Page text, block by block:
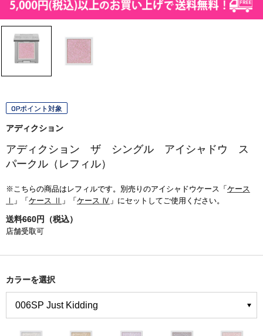
OPポイント対象
アディクション
アディクション ザ シングル アイシャドウ ス
パークル（レフィル）
※こちらの商品はレフィルです。別売りのアイシャドウケース「 ケース
Ⅰ
」「 ケース Ⅱ 」「 ケース Ⅳ 」にセットしてご使用ください。
送料660円（税込）
店舗受取可
カラーを選択